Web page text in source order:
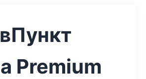
Premium